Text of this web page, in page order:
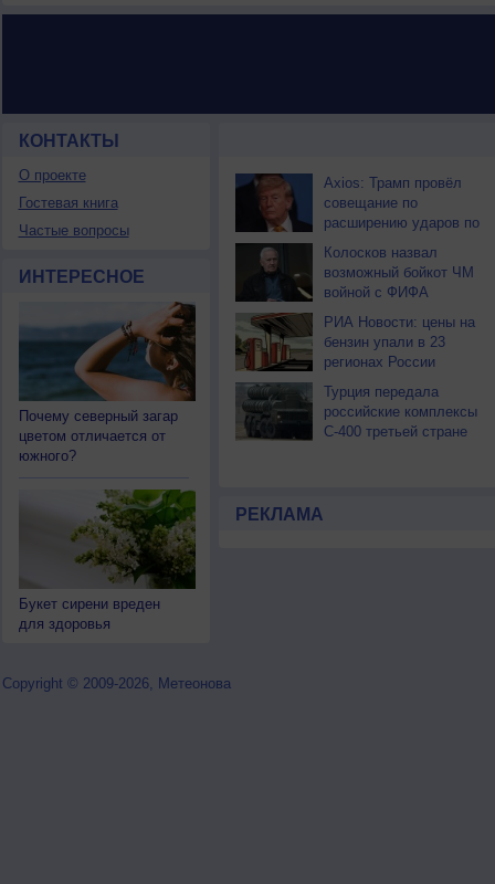
КОНТАКТЫ
О проекте
Гостевая книга
Частые вопросы
ИНТЕРЕСНОЕ
Почему северный загар
цветом отличается от
южного?
Букет сирени вреден
для здоровья
НОВОСТИ ПАРТНЕРОВ
Axios: Трамп провёл
совещание по
расширению ударов по
Ирану
Колосков назвал
возможный бойкот ЧМ
войной с ФИФА
РИА Новости: цены на
бензин упали в 23
регионах России
Турция передала
российские комплексы
С-400 третьей стране
РЕКЛАМА
Copyright © 2009-2026, Метеонова